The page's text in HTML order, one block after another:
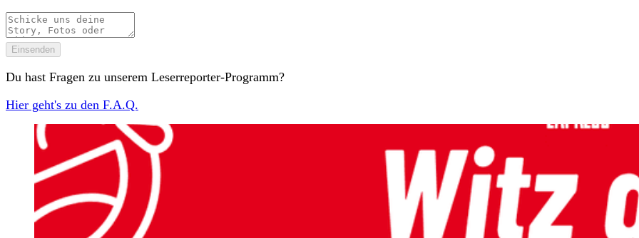
Einsenden
Du hast Fragen zu unserem Leserreporter-Programm?
Hier geht's zu den F.A.Q.